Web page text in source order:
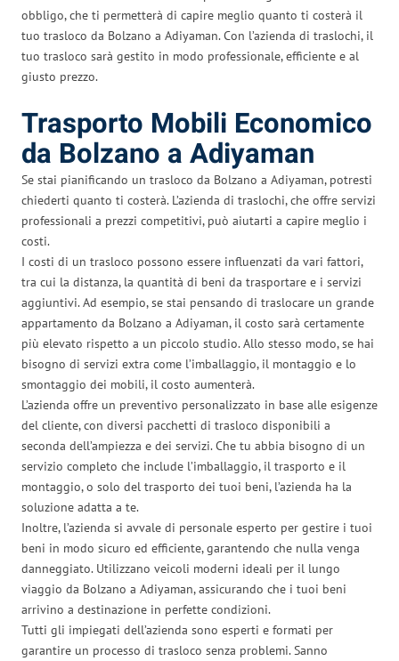
obbligo, che ti permetterà di capire meglio quanto ti costerà il
tuo trasloco da Bolzano a Adiyaman. Con l’azienda di traslochi, il
tuo trasloco sarà gestito in modo professionale, efficiente e al
giusto prezzo.
Trasporto Mobili Economico
da Bolzano a Adiyaman
Se stai pianificando un trasloco da Bolzano a Adiyaman, potresti
chiederti quanto ti costerà. L’azienda di traslochi, che offre servizi
professionali a prezzi competitivi, può aiutarti a capire meglio i
costi.
I costi di un trasloco possono essere influenzati da vari fattori,
tra cui la distanza, la quantità di beni da trasportare e i servizi
aggiuntivi. Ad esempio, se stai pensando di traslocare un grande
appartamento da Bolzano a Adiyaman, il costo sarà certamente
più elevato rispetto a un piccolo studio. Allo stesso modo, se hai
bisogno di servizi extra come l’imballaggio, il montaggio e lo
smontaggio dei mobili, il costo aumenterà.
L’azienda offre un preventivo personalizzato in base alle esigenze
del cliente, con diversi pacchetti di trasloco disponibili a
seconda dell’ampiezza e dei servizi. Che tu abbia bisogno di un
servizio completo che include l’imballaggio, il trasporto e il
montaggio, o solo del trasporto dei tuoi beni, l’azienda ha la
soluzione adatta a te.
Inoltre, l’azienda si avvale di personale esperto per gestire i tuoi
beni in modo sicuro ed efficiente, garantendo che nulla venga
danneggiato. Utilizzano veicoli moderni ideali per il lungo
viaggio da Bolzano a Adiyaman, assicurando che i tuoi beni
arrivino a destinazione in perfette condizioni.
Tutti gli impiegati dell’azienda sono esperti e formati per
garantire un processo di trasloco senza problemi. Sanno